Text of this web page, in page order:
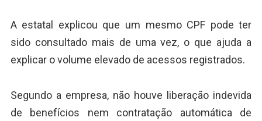
A estatal explicou que um mesmo CPF pode ter
sido consultado mais de uma vez, o que ajuda a
explicar o volume elevado de acessos registrados.
Segundo a empresa, não houve liberação indevida
de benefícios nem contratação automática de